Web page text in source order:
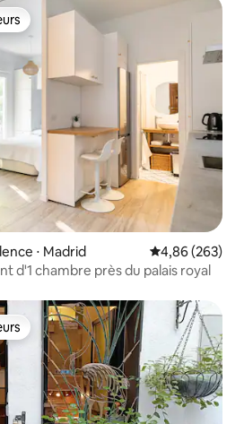
⋅ Madrid Évaluation
4,86 (263)
d'1 chambre près du palais royal